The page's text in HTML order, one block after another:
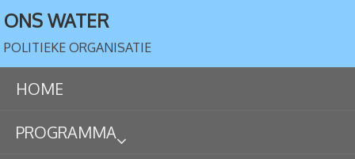
ONS WATER
POLITIEKE ORGANISATIE
HOME
PROGRAMMA